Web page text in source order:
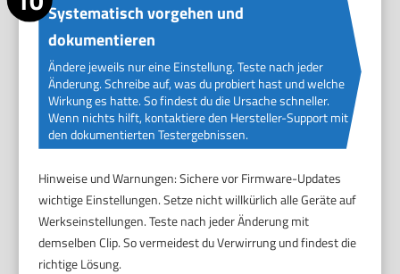
Systematisch vorgehen und
dokumentieren
Ändere jeweils nur eine Einstellung. Teste nach jeder
Änderung. Schreibe auf, was du probiert hast und welche
Wirkung es hatte. So findest du die Ursache schneller.
Wenn nichts hilft, kontaktiere den Hersteller-Support mit
den dokumentierten Testergebnissen.
Hinweise und Warnungen: Sichere vor Firmware-Updates
wichtige Einstellungen. Setze nicht willkürlich alle Geräte auf
Werkseinstellungen. Teste nach jeder Änderung mit
demselben Clip. So vermeidest du Verwirrung und findest die
richtige Lösung.